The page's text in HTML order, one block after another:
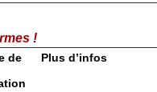
!
de
Plus d’infos